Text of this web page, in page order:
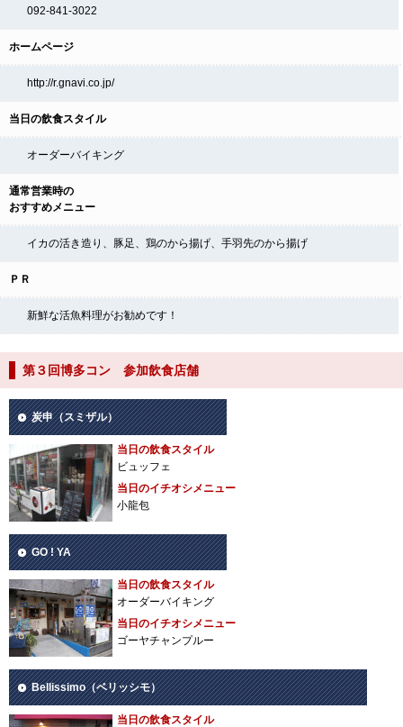
092-841-3022
ホームページ
http://r.gnavi.co.jp/
当日の飲食スタイル
オーダーバイキング
通常営業時の
おすすめメニュー
イカの活き造り、豚足、鶏のから揚げ、手羽先のから揚げ
ＰＲ
新鮮な活魚料理がお勧めです！
第３回博多コン 参加飲食店舗
炭申（スミザル）
当日の飲食スタイル
ビュッフェ
当日のイチオシメニュー
小龍包
GO ! YA
当日の飲食スタイル
オーダーバイキング
当日のイチオシメニュー
ゴーヤチャンプルー
Bellissimo（ベリッシモ）
当日の飲食スタイル